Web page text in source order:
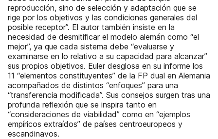
reproducción, sino de selección y adaptación que se
rige por los objetivos y las condiciones generales del
posible receptor”. El autor también insiste en la
necesidad de desmitificar el modelo alemán como “el
mejor”, ya que cada sistema debe “evaluarse y
examinarse en lo relativo a su capacidad para alcanzar”
sus propios objetivos. Euler desglosa en su informe los
11 “elementos constituyentes” de la FP dual en Alemania
acompañados de distintos “enfoques” para una
“transferencia modificada”. Sus consejos surgen tras una
profunda reflexión que se inspira tanto en
“consideraciones de viabilidad” como en “ejemplos
empíricos extraídos” de países centroeuropeos y
escandinavos.